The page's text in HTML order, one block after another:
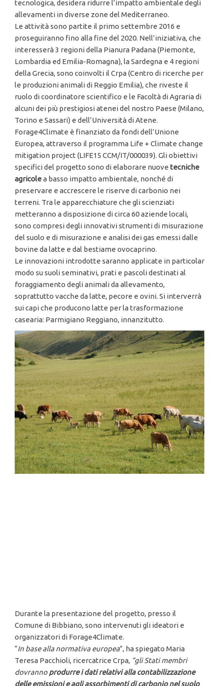
tecnologica, desidera ridurre l’impatto ambientale degli
allevamenti in diverse zone del Mediterraneo.
Le attività sono partite il primo settembre 2016 e
proseguiranno fino alla fine del 2020. Nell’iniziativa, che
interesserà 3 regioni della Pianura Padana (Piemonte,
Lombardia ed Emilia-Romagna), la Sardegna e 4 regioni
della Grecia, sono coinvolti il Crpa (Centro di ricerche per
le produzioni animali di Reggio Emilia), che riveste il
ruolo di coordinatore scientifico e le Facoltà di Agraria di
alcuni dei più prestigiosi atenei del nostro Paese (Milano,
Torino e Sassari) e dell’Università di Atene.
Forage4Climate è finanziato da fondi dell’Unione
Europea, attraverso il programma Life + Climate change
mitigation project (LIFE15 CCM/IT/000039). Gli obiettivi
specifici del progetto sono di elaborare nuove tecniche
agricolea basso impatto ambientale, nonché di
preservare e accrescere le riserve di carbonio nei
terreni. Tra le apparecchiature che gli scienziati
metteranno a disposizione di circa 60 aziende locali,
sono compresi degli innovativi strumenti di misurazione
del suolo e di misurazione e analisi dei gas emessi dalle
bovine da latte e dal bestiame ovocaprino.
Le innovazioni introdotte saranno applicate in particolar
modo su suoli seminativi, prati e pascoli destinati al
foraggiamento degli animali da allevamento,
soprattutto vacche da latte, pecore e ovini. Si interverrà
sui capi che producono latte per la trasformazione
casearia: Parmigiano Reggiano, innanzitutto.
Durante la presentazione del progetto, presso il
Comune di Bibbiano, sono intervenuti gli ideatori e
organizzatori di Forage4Climate.
“In base alla normativa europea”, ha spiegato Maria
Teresa Pacchioli, ricercatrice Crpa, “gli Stati membri
dovrannoprodurre i dati relativi alla contabilizzazione
delle emissioni e agli assorbimenti di carbonio nel suolo